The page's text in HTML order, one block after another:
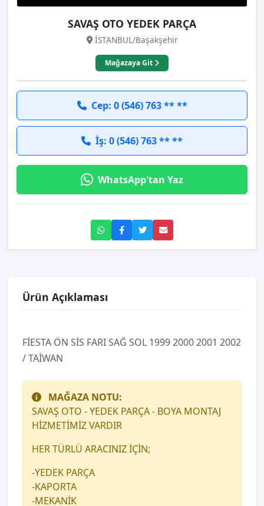
SAVAŞ OTO YEDEK PARÇA
İSTANBUL/Başakşehir
Mağazaya Git
Cep: 0 (546) 763 ** **
İş: 0 (546) 763 ** **
WhatsApp'tan Yaz
Ürün Açıklaması
FİESTA ÖN SİS FARI SAĞ SOL 1999 2000 2001 2002
/ TAİWAN
MAĞAZA NOTU:
SAVAŞ OTO - YEDEK PARÇA - BOYA MONTAJ
HİZMETİMİZ VARDIR
HER TÜRLÜ ARACINIZ İÇİN;
-YEDEK PARÇA
-KAPORTA
-MEKANİK